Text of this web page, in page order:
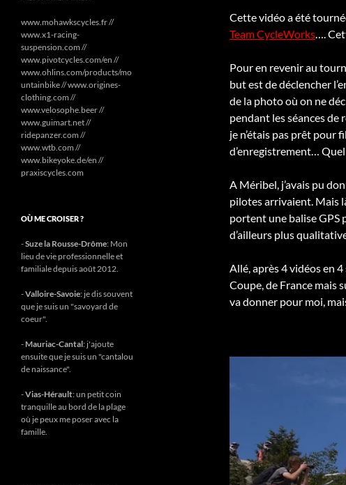
Cette vidéo a été
Team CycleWorks….
Pour en revenir au
but est de déclencher
de la photo où on ne
pendant les séances de
je n’étais pas prêt pour
d’enregistrement…
A Méribel, j’avais pu
pilotes arrivaient. Mais
portent une balise GPS
d’ailleurs plus
Allé, après 4 vidéos en
Coupe, de France mais
va donner pour moi,
www.mohawkscycles.fr //
www.x1-racing-
suspension.com //
www.pivotcycles.com/en //
www.ohlins.com/products/mo
untainbike // www.origines-
clothing.com //
www.velosophe.beer //
www.guimart.net //
ridepanzer.com //
www.wtb.com //
www.bikeyoke.de/en //
praxiscycles.com
OÙ ME CROISER ?
-Suze la Rousse-Drôme: Mon
lieu de vie professionnelle et
familiale depuis août 2012.
-Valloire-Savoie: je dis souvent
que je suis un "savoyard de
coeur".
- Mauriac-Cantal: j'ajoute
ensuite que je suis un "cantalou
de naissance".
-Vias-Hérault: un petit coin
tranquille au bord de la plage
où je peux me poser avec la
famille.